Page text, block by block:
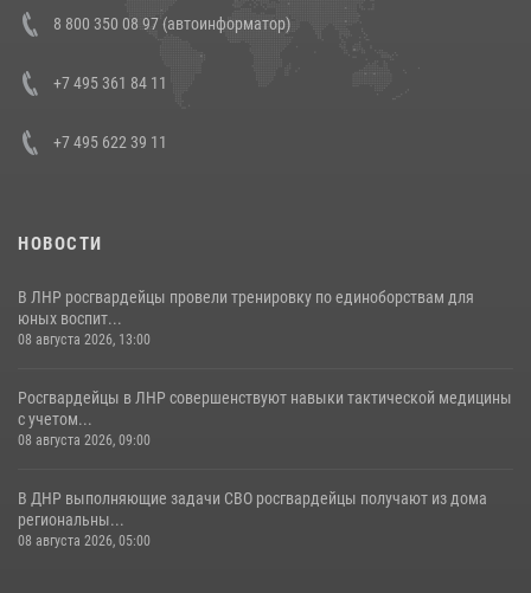
Состоялась рабочая встреча директора Росгвардии Героя России
генерала армии Виктора Золотова с заместителем полномочного
представителя Президента Российской Федерации в Северо-
Кавказском федеральном округе Виталием Кузнецовым
8 800 350 08 97 (автоинформатор)
+7 495 361 84 11
+7 495 622 39 11
НОВОСТИ
В ЛНР росгвардейцы провели тренировку по единоборствам для
юных воспит...
08 августа 2026, 13:00
Росгвардейцы в ЛНР совершенствуют навыки тактической медицины
с учетом...
08 августа 2026, 09:00
В ДНР выполняющие задачи СВО росгвардейцы получают из дома
региональны...
08 августа 2026, 05:00